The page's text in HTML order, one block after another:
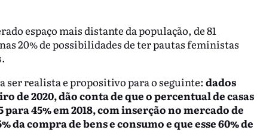
espaço mais distante da população, de 81
20% de possibilidades de ter pautas feministas
ser realista e propositivo para o seguinte: dados
2020, dão conta de que o percentual de casas
45% em 2018, com inserção no mercado de
compra de bens e consumo e que esse 60% de